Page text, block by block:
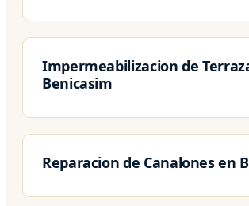
Impermeabilizacion de
Benicasim
Reparacion de Canalones en